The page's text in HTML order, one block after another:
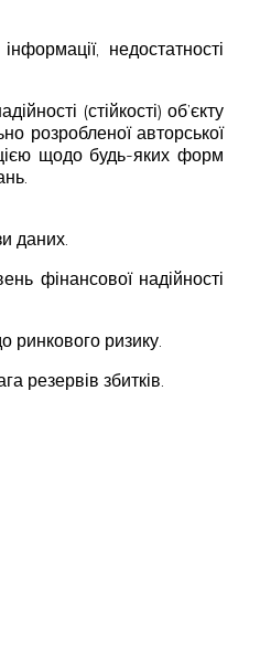
недостатності
(стійкості) об’єкту
розробленої авторської
щодо будь-яких форм
даних.
фінансової надійності
ринкового ризику.
резервів збитків.